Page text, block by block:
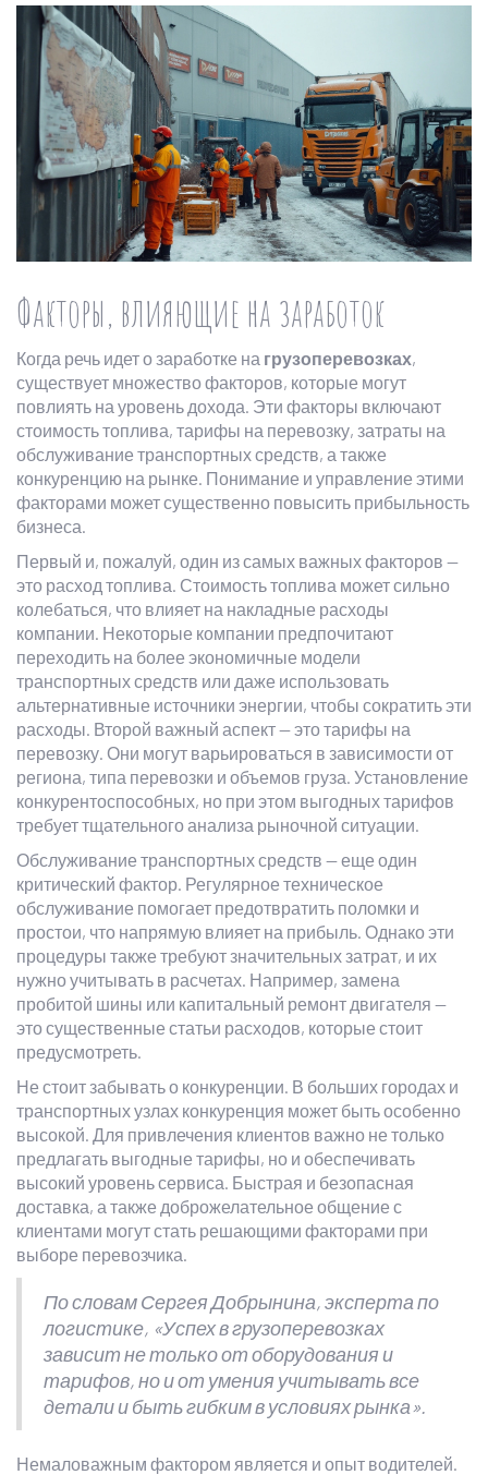
Факторы, влияющие на заработок
Когда речь идет о заработке на грузоперевозках,
существует множество факторов, которые могут
повлиять на уровень дохода. Эти факторы включают
стоимость топлива, тарифы на перевозку, затраты на
обслуживание транспортных средств, а также
конкуренцию на рынке. Понимание и управление этими
факторами может существенно повысить прибыльность
бизнеса.
Первый и, пожалуй, один из самых важных факторов —
это расход топлива. Стоимость топлива может сильно
колебаться, что влияет на накладные расходы
компании. Некоторые компании предпочитают
переходить на более экономичные модели
транспортных средств или даже использовать
альтернативные источники энергии, чтобы сократить эти
расходы. Второй важный аспект — это тарифы на
перевозку. Они могут варьироваться в зависимости от
региона, типа перевозки и объемов груза. Установление
конкурентоспособных, но при этом выгодных тарифов
требует тщательного анализа рыночной ситуации.
Обслуживание транспортных средств — еще один
критический фактор. Регулярное техническое
обслуживание помогает предотвратить поломки и
простои, что напрямую влияет на прибыль. Однако эти
процедуры также требуют значительных затрат, и их
нужно учитывать в расчетах. Например, замена
пробитой шины или капитальный ремонт двигателя —
это существенные статьи расходов, которые стоит
предусмотреть.
Не стоит забывать о конкуренции. В больших городах и
транспортных узлах конкуренция может быть особенно
высокой. Для привлечения клиентов важно не только
предлагать выгодные тарифы, но и обеспечивать
высокий уровень сервиса. Быстрая и безопасная
доставка, а также доброжелательное общение с
клиентами могут стать решающими факторами при
выборе перевозчика.
По словам Сергея Добрынина, эксперта по
логистике, «Успех в грузоперевозках
зависит не только от оборудования и
тарифов, но и от умения учитывать все
детали и быть гибким в условиях рынка».
Немаловажным фактором является и опыт водителей.